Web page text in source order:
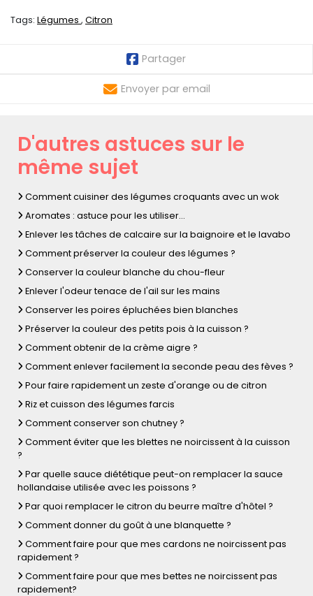
Tags: Légumes Citron
Partager
Envoyer par email
D'autres astuces sur le
même sujet
Comment cuisiner des légumes croquants avec un wok
Aromates : astuce pour les utiliser...
Enlever les tâches de calcaire sur la baignoire et le lavabo
Comment préserver la couleur des légumes ?
Conserver la couleur blanche du chou-fleur
Enlever l'odeur tenace de l'ail sur les mains
Conserver les poires épluchées bien blanches
Préserver la couleur des petits pois à la cuisson ?
Comment obtenir de la crème aigre ?
Comment enlever facilement la seconde peau des fèves ?
Pour faire rapidement un zeste d'orange ou de citron
Riz et cuisson des légumes farcis
Comment conserver son chutney ?
Comment éviter que les blettes ne noircissent à la cuisson
?
Par quelle sauce diététique peut-on remplacer la sauce
hollandaise utilisée avec les poissons ?
Par quoi remplacer le citron du beurre maître d'hôtel ?
Comment donner du goût à une blanquette ?
Comment faire pour que mes cardons ne noircissent pas
rapidement ?
Comment faire pour que mes bettes ne noircissent pas
rapidement?